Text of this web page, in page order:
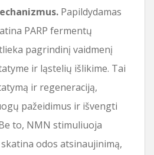
Papildydamas
PARP fermentų
pagrindinį vaidmenį
ir ląstelių išlikime. Tai
ir regeneraciją,
pažeidimus ir išvengti
to, NMN stimuliuoja
odos atsinaujinimą,